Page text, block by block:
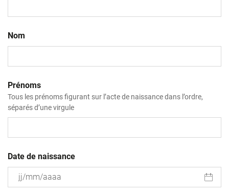
Nom
Prénoms
Tous les prénoms figurant sur l’acte de naissance dans l’ordre,
séparés d’une virgule
Date de naissance